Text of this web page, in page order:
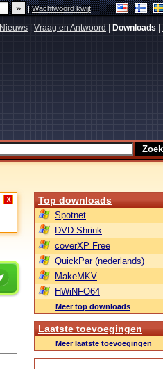
|Wachtwoord kwijt
Nieuws Vraag en Antwoord Downloads
X Top downloads
Spotnet
DVD Shrink
coverXP Free
QuickPar (nederlands)
MakeMKV
HWiNFO64
Meer top downloads
Laatste toevoegingen
Meer laatste toevoegingen